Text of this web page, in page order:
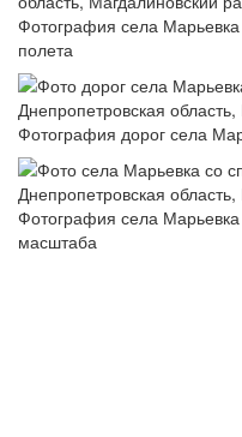
Фотография села Марьевка
полета
Фотография дорог села
Фотография села
масштаба